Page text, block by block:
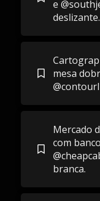
e
deslizante.
mesa
Mercado
com
branca.